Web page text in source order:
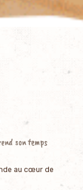
son temps
au cœur de